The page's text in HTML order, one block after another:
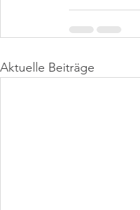
Aktuelle Beiträge